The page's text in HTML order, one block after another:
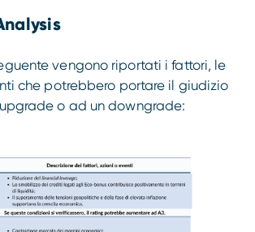
vengono riportati i fattori, le
che potrebbero portare il giudizio
o ad un downgrade: